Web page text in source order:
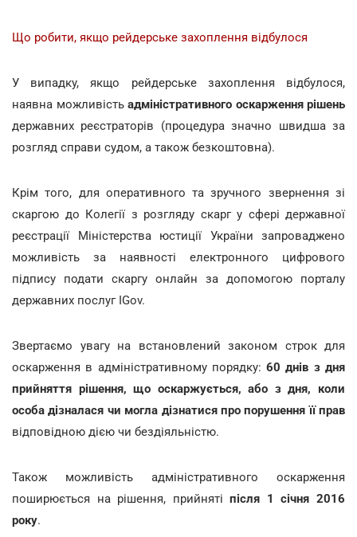
Що робити, якщо рейдерське захоплення відбулося
У випадку, якщо рейдерське захоплення відбулося,
наявна можливість адміністративного оскарження рішень
державних реєстраторів (процедура значно швидша за
розгляд справи судом, а також безкоштовна).
Крім того, для оперативного та зручного звернення зі
скаргою до Колегії з розгляду скарг у сфері державної
реєстрації Міністерства юстиції України запроваджено
можливість за наявності електронного цифрового
підпису подати скаргу онлайн за допомогою порталу
державних послуг IGov.
Звертаємо увагу на встановлений законом строк для
оскарження в адміністративному порядку: 60 днів з дня
прийняття рішення, що оскаржується, або з дня, коли
особа дізналася чи могла дізнатися про порушення її прав
відповідною дією чи бездіяльністю.
Також можливість адміністративного оскарження
поширюється на рішення, прийнятіпісля 1 січня 2016
року.